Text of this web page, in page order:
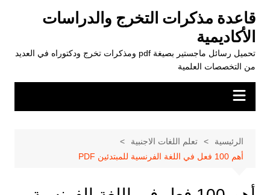
المحتوى
قاعدة مذكرات التخرج والدراسات
الأكاديمية
تحميل رسائل ماجستير بصيغة pdf ومذكرات تخرج ودكتوراه في العديد
من التخصصات العلمية
الرئيسية
تعلم اللغات الاجنبية
أهم 100 فعل في اللغة الفرنسية للمبتدئين PDF